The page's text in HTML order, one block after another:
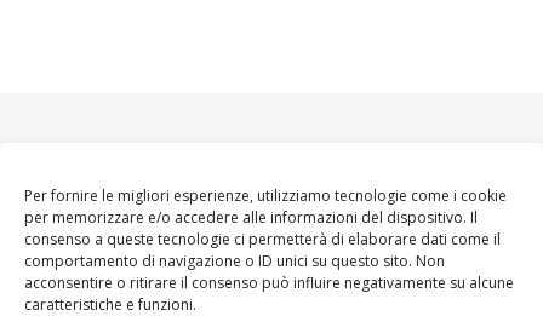
Per fornire le migliori esperienze, utilizziamo tecnologie come i cookie
per memorizzare e/o accedere alle informazioni del dispositivo. Il
consenso a queste tecnologie ci permetterà di elaborare dati come il
comportamento di navigazione o ID unici su questo sito. Non
acconsentire o ritirare il consenso può influire negativamente su alcune
caratteristiche e funzioni.